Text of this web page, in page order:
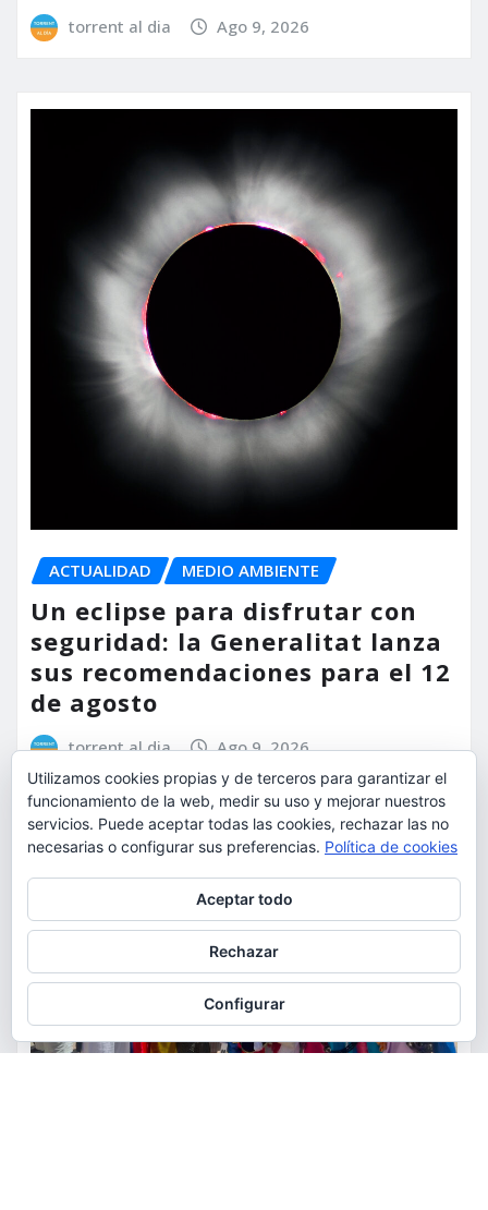
torrent al dia Ago 9, 2026
ACTUALIDAD MEDIO AMBIENTE
Un eclipse para disfrutar con
seguridad: la Generalitat lanza
sus recomendaciones para el 12
de agosto
torrent al dia Ago 9, 2026
Utilizamos cookies propias y de terceros para garantizar el
funcionamiento de la web, medir su uso y mejorar nuestros
servicios. Puede aceptar todas las cookies, rechazar las no
necesarias o configurar sus preferencias. Política de cookies
Aceptar todo
Rechazar
Configurar
Para obtener más información, incluido cómo gestionar las cookies,